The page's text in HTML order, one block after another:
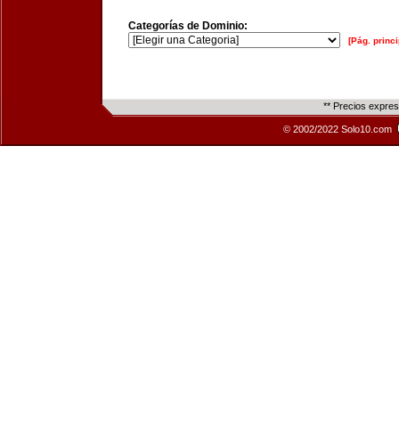
Categorías de Dominio:
[Pág.
** Precios
© 2002/2022 Solo10.com